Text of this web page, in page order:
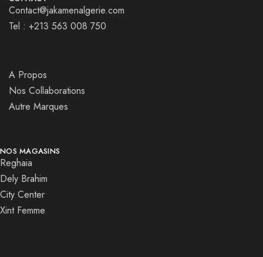
Contact@jakamenalgerie.com
Tel : +213 563 008 750
A Propos
Nos Collaborations
Autre Marques
NOS MAGASINS
Reghaia
Dely Brahim
City Center
Xint Femme